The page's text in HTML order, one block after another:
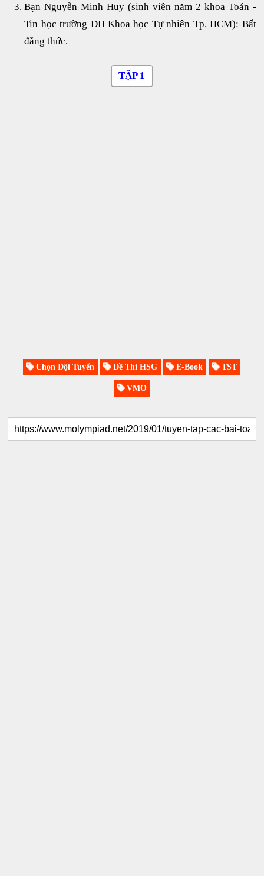
Bạn Nguyễn Minh Huy (sinh viên năm 2 khoa Toán -
Tin học trường ĐH Khoa học Tự nhiên Tp. HCM): Bất
đẳng thức.
TẬP 1
Chọn Đội Tuyển Đề Thi HSG E-Book TST
VMO